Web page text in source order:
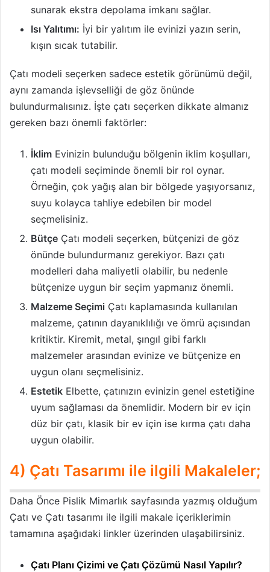
sunarak ekstra depolama imkanı sağlar.
Isı Yalıtımı: İyi bir yalıtım ile evinizi yazın serin,
kışın sıcak tutabilir.
Çatı modeli seçerken sadece estetik görünümü değil,
aynı zamanda işlevselliği de göz önünde
bulundurmalısınız. İşte çatı seçerken dikkate almanız
gereken bazı önemli faktörler:
İklim Evinizin bulunduğu bölgenin iklim koşulları,
çatı modeli seçiminde önemli bir rol oynar.
Örneğin, çok yağış alan bir bölgede yaşıyorsanız,
suyu kolayca tahliye edebilen bir model
seçmelisiniz.
Bütçe Çatı modeli seçerken, bütçenizi de göz
önünde bulundurmanız gerekiyor. Bazı çatı
modelleri daha maliyetli olabilir, bu nedenle
bütçenize uygun bir seçim yapmanız önemli.
Malzeme Seçimi Çatı kaplamasında kullanılan
malzeme, çatının dayanıklılığı ve ömrü açısından
kritiktir. Kiremit, metal, şıngıl gibi farklı
malzemeler arasından evinize ve bütçenize en
uygun olanı seçmelisiniz.
Estetik Elbette, çatınızın evinizin genel estetiğine
uyum sağlaması da önemlidir. Modern bir ev için
düz bir çatı, klasik bir ev için ise kırma çatı daha
uygun olabilir.
4) Çatı Tasarımı ile ilgili Makaleler;
Daha Önce Pislik Mimarlık sayfasında yazmış olduğum
Çatı ve Çatı tasarımı ile ilgili makale içeriklerimin
tamamına aşağıdaki linkler üzerinden ulaşabilirsiniz.
Çatı Planı Çizimi ve Çatı Çözümü Nasıl Yapılır?